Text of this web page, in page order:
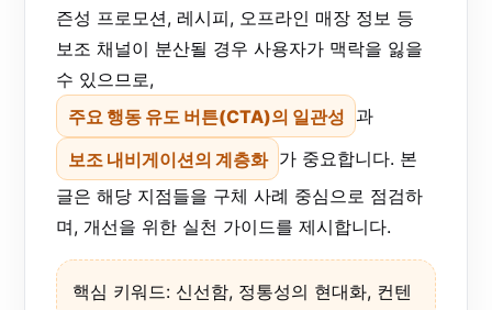
즌성 프로모션, 레시피, 오프라인 매장 정보 등
보조 채널이 분산될 경우 사용자가 맥락을 잃을
수 있으므로,
주요 행동 유도 버튼(CTA)의 일관성 과
보조 내비게이션의 계층화 가 중요합니다. 본
글은 해당 지점들을 구체 사례 중심으로 점검하
며, 개선을 위한 실천 가이드를 제시합니다.
핵심 키워드: 신선함, 정통성의 현대화, 컨텐